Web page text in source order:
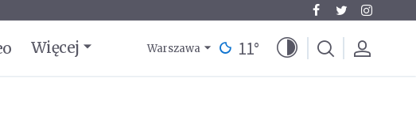
Więcej Warszawa 11°